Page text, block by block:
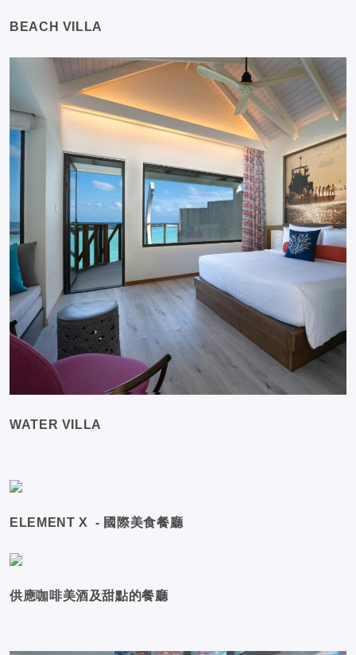
BEACH VILLA
WATER VILLA
ELEMENT X - 國際美食餐廳
供應咖啡美酒及甜點的餐廳